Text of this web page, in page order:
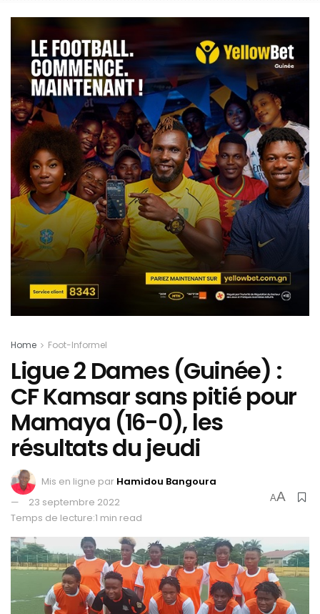
Home Foot-Informel
Ligue 2 Dames (Guinée) :
CF Kamsar sans pitié pour
Mamaya (16-0), les
résultats du jeudi
Mis en ligne par Hamidou Bangoura
23 septembre 2022
Temps de lecture:1 min read
AA